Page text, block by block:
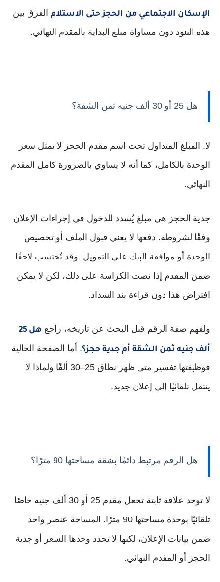
الإسكان الاجتماعي من الحجز حتى الاستلام الفرق بين
هذه البنود دون مساواة مبلغ البداية بالمقدم النهائي.
هل 25 أو 30 ألف جنيه ثمن الشقة؟
لا. المبلغ المتداول تحت اسم مقدم الحجز لا يمثل سعر
الوحدة بالكامل، كما أنه لا يساوي بالضرورة كامل المقدم
النهائي.
جدية الحجز هي مبلغ يُسدد للدخول في إجراءات الإعلان
وفقًا لشروطه. دفعها لا يعني قبول الملف أو تخصيص
الوحدة أو موافقة البنك على التمويل. وقد تُحتسب لاحقًا
ضمن المقدم إذا نصت الكراسة على ذلك، لكن لا يمكن
افتراض هذا دون قراءة بند السداد.
ولفهم صفة الرقم قبل البحث عن تاريخه، راجع هل 25
ألف جنيه ثمن الشقة أم جدية حجز؟. أما الصفحة الحالية
فوظيفتها تفسير متى ظهر نطاق 25–30 ألفًا ولماذا لا
ينتقل تلقائيًا إلى إعلان جديد.
هل الرقم مرتبط دائمًا بشقة مساحتها 90 مترًا؟
لا توجد علاقة ثابتة تجعل مقدم 25 أو 30 ألف جنيه خاصًا
تلقائيًا بوحدة مساحتها 90 مترًا. المساحة عنصر واحد
ضمن بيانات الإعلان، لكنها لا تحدد وحدها السعر أو جدية
الحجز أو المقدم النهائي.